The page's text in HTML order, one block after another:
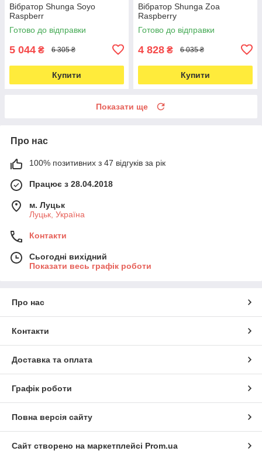
Вібратор Shunga Soyo
Raspberr
Готово до відправки
5 044 ₴ 6 305 ₴
Купити
Вібратор Shunga Zoa
Raspberry
Готово до відправки
4 828 ₴ 6 035 ₴
Купити
Показати ще
Про нас
100% позитивних з 47 відгуків за рік
Працює з 28.04.2018
м. Луцьк
Луцьк, Україна
Контакти
Сьогодні вихідний
Показати весь графік роботи
Про нас
Контакти
Доставка та оплата
Графік роботи
Повна версія сайту
Сайт створено на маркетплейсі Prom.ua